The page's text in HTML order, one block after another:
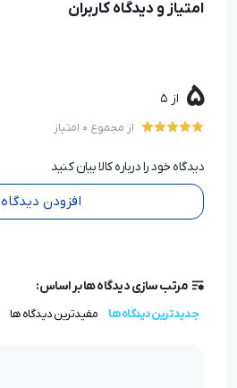
امتیاز و دیدگاه کاربران
5 از 5
از مجموع 0 امتیاز
دیدگاه خود را درباره کالا بیان کنید
افزودن دیدگاه
مرتب سازی دیدگاه ها بر اساس:
جدیدترین دیدگاه ها مفیدترین دیدگاه ها